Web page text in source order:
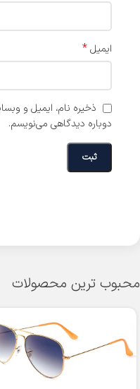
ایمیل*
ذخیره نام، ایمیل و
دوباره دیدگاهی می‌نویسم.
محبوب ترین محصولات